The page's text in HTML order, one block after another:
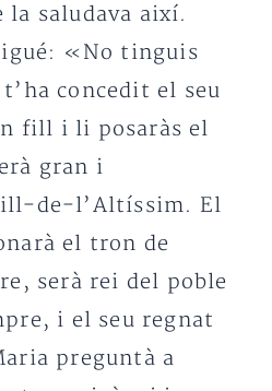
la saludava així.
«No tinguis
concedit el seu
fill i li posaràs el
gran i
de-l’Altíssim. El
el tron de
serà rei del poble
i el seu regnat
preguntà a